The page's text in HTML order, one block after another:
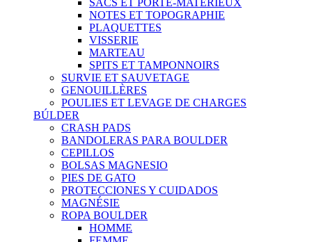
SACS ET PÓRTE-MATERIEUX
NOTES ET TOPOGRAPHIE
PLAQUETTES
VISSERIE
MARTEAU
SPITS ET TAMPONNOIRS
SURVIE ET SAUVETAGE
GENOUILLÈRES
POULIES ET LEVAGE DE CHARGES
BÚLDER
CRASH PADS
BANDOLERAS PARA BOULDER
CEPILLOS
BOLSAS MAGNESIO
PIES DE GATO
PROTECCIONES Y CUIDADOS
MAGNÉSIE
ROPA BOULDER
HOMME